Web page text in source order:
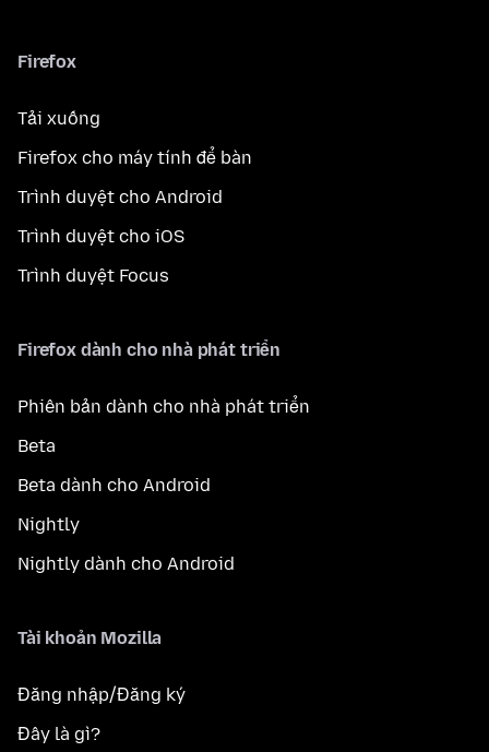
Firefox
Tải xuống
Firefox cho máy tính để bàn
Trình duyệt cho Android
Trình duyệt cho iOS
Trình duyệt Focus
Firefox dành cho nhà phát triển
Phiên bản dành cho nhà phát triển
Beta
Beta dành cho Android
Nightly
Nightly dành cho Android
Tài khoản Mozilla
Đăng nhập/Đăng ký
Đây là gì?